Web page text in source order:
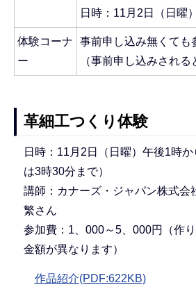
日時：11月2日（日曜
体験コーナ
ー
事前申し込み無くても
（事前申し込みされ
革細工つくり体験
日時：11月2日（日曜）午後1時
は3時30分まで）
講師：カナーズ・ジャパン株式
繁さん
参加費：1、000～5、000円（作
金額が異なります）
作品紹介(PDF:622KB)